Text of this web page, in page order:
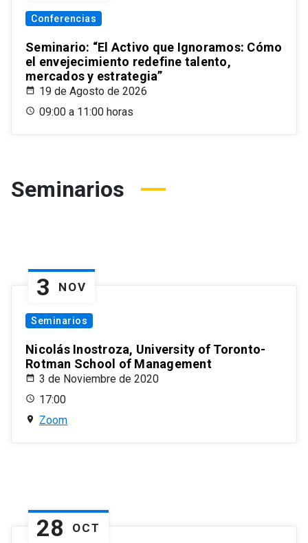
Conferencias
Seminario: “El Activo que Ignoramos: Cómo
el envejecimiento redefine talento,
mercados y estrategia”
19 de Agosto de 2026
09:00 a 11:00 horas
Seminarios
3 NOV
Seminarios
Nicolás Inostroza, University of Toronto-
Rotman School of Management
3 de Noviembre de 2020
17:00
Zoom
28 OCT